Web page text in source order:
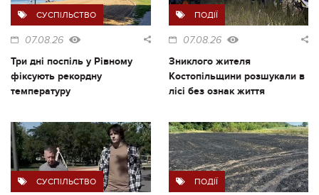
СУСПІЛЬСТВО
07.08.26
Три дні поспіль у Рівному
фіксують рекордну
температуру
ПОДІЇ
07.08.26
Зниклого жителя
Костопільщини розшукали в
лісі без ознак життя
СУСПІЛЬСТВО ПОДІЇ